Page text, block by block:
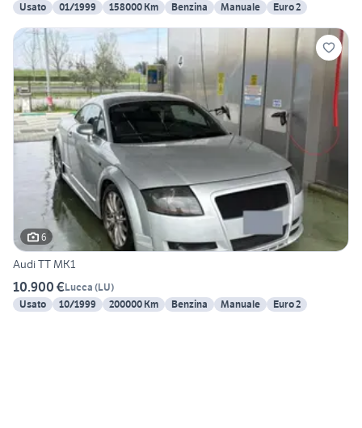
Usato
01/1999 158000 Km Benzina Manuale Euro 2
6
Audi TT MK1
10.900 €Lucca (LU)
Usato
10/1999 200000 Km Benzina Manuale Euro 2